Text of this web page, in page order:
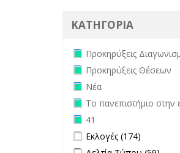
ΚΑΤΗΓΟΡΙΑ
Remove Προκηρύξεις
filter
Προκηρύξεις
Remove Προκηρύξεις
Προκηρύξεις Θέσεων
Remove Νέα filter
Νέα
Remove Το
επικαιρότητα filter
Το πανεπιστήμιο στην
Remove 41 filter
41
Apply Εκλογές filter
Εκλογές (174)
Apply Δελτία Τύπου filter